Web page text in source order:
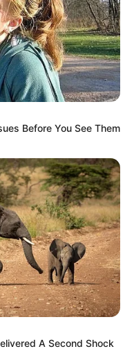
Ha Na
605
2020
KST atau 20:50
Before You See Them
A Second Shock